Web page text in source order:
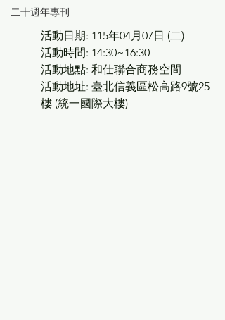
二十週年專刊
活動日期: 115年04月07日 (二)
活動時間: 14:30~16:30
活動地點: 和仕聯合商務空間
活動地址: 臺北信義區松高路9號25
樓 (統一國際大樓)